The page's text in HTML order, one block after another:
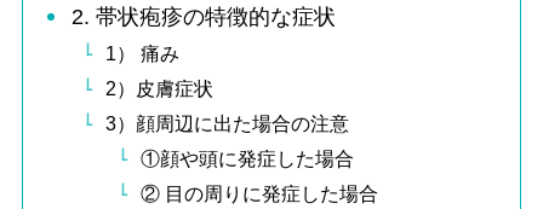
2. 帯状疱疹の特徴的な症状
1） 痛み
2）皮膚症状
3）顔周辺に出た場合の注意
①顔や頭に発症した場合
② 目の周りに発症した場合